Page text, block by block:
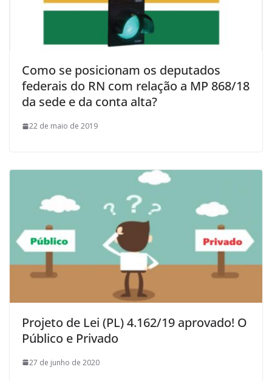
Como se posicionam os deputados
federais do RN com relação a MP 868/18
da sede e da conta alta?
22 de maio de 2019
Projeto de Lei (PL) 4.162/19 aprovado! O
Público e Privado
27 de junho de 2020